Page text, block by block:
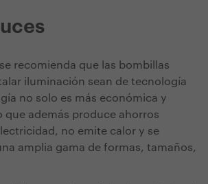
recomienda que las bombillas
iluminación sean de tecnología
no solo es más económica y
que además produce ahorros
no emite calor y se
amplia gama de formas, tamaños,